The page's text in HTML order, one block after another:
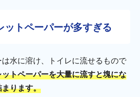
ットペーパーが多すぎる
は水に溶け、トイレに流せるもので
トペーパーを大量に流すと塊にな
ります。